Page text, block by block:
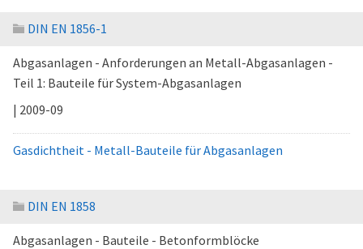
DIN EN 1856-1
Abgasanlagen - Anforderungen an Metall-Abgasanlagen -
Teil 1: Bauteile für System-Abgasanlagen
| 2009-09
Gasdichtheit - Metall-Bauteile für Abgasanlagen
DIN EN 1858
Abgasanlagen - Bauteile - Betonformblöcke